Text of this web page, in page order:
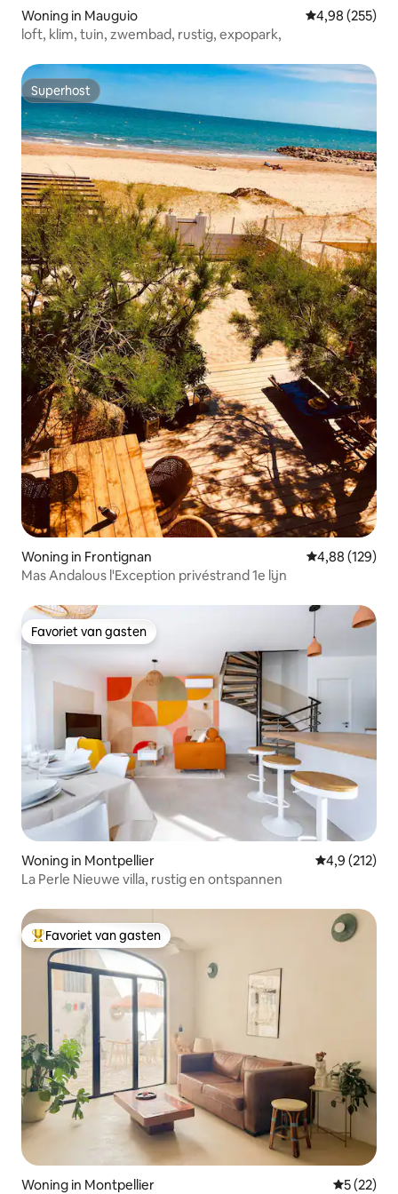
Woning in Mauguio Gemiddelde
4,98 (255)
loft, klim, tuin, zwembad, rustig, expopark,
Superhost
Superhost
Woning in Frontignan Gemiddelde
4,88 (129)
Mas Andalous l'Exception privéstrand 1e lijn
Favoriet van gasten
Favoriet van gasten
Woning in Montpellier Gemiddelde
4,9 (212)
La Perle Nieuwe villa, rustig en ontspannen
Topfavoriet van gasten
Favoriet van gasten
Woning in Montpellier
5 (22)